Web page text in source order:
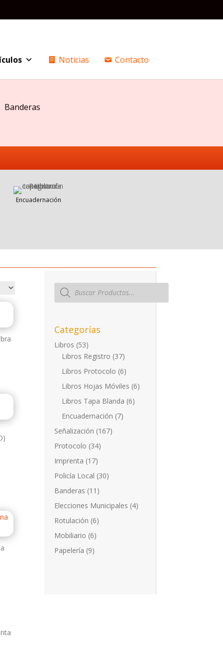
Noticias Contacto
Banderas
Encuadernación
Búsqueda
de
productos
Categorías
Libros (53)
Libros Registro (37)
Libros Protocolo (6)
Libros Hojas Móviles (6)
Libros Tapa Blanda (6)
Encuadernación (7)
Señalización (167)
Protocolo (34)
Imprenta (17)
Policía Local (30)
Banderas (11)
Elecciones Municipales (4)
Rotulación (6)
Mobiliario (6)
Papelería (9)